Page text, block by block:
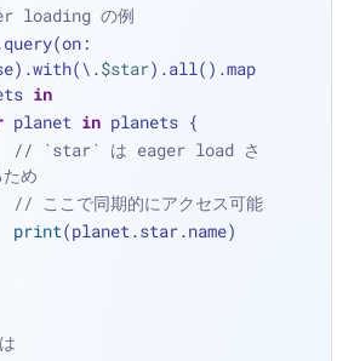
loading の例
$star).all().map
in
planet in planets {
// `star` は eager load さ
め
// ここで同期的にアクセス可能
print(planet.star.name)